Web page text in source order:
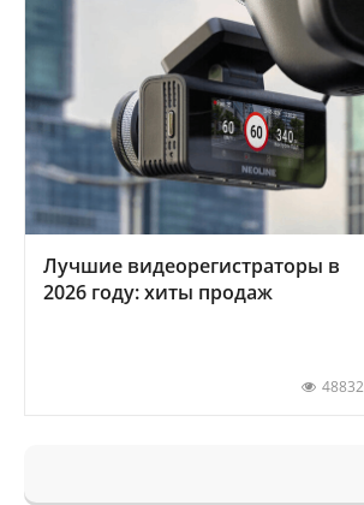
Лучшие видеорегистраторы в
2026 году: хиты продаж
48832